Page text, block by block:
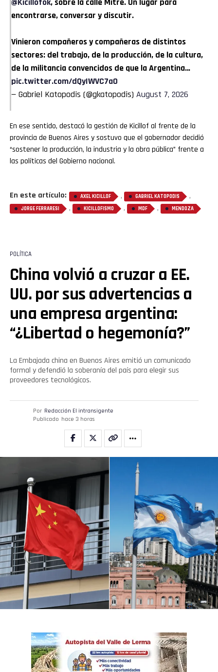
encontrarse, conversar y discutir.
Vinieron compañeros y compañeras de distintos
sectores: del trabajo, de la producción, de la cultura,
de la militancia convencidos de que la Argentina…
pic.twitter.com/dQyIWVC7aO
— Gabriel Katopodis (@gkatopodis) August 7, 2026
En ese sentido, destacó la gestión de Kicillof al frente de la
provincia de Buenos Aires y sostuvo que el gobernador decidió
“sostener la producción, la industria y la obra pública” frente a
las políticas del Gobierno nacional.
En este artículo: AXEL KICILLOF , GABRIEL KATOPODIS ,
JORGE FERRARESI , KICILLOFISMO , MDF , MENDOZA
POLÍTICA
China volvió a cruzar a EE.
UU. por sus advertencias a
una empresa argentina:
“¿Libertad o hegemonía?”
La Embajada china en Buenos Aires emitió un comunicado
formal y defendió la soberanía del país para elegir sus
proveedores tecnológicos.
Por Redacción El intransigente
Publicado hace 3 horas